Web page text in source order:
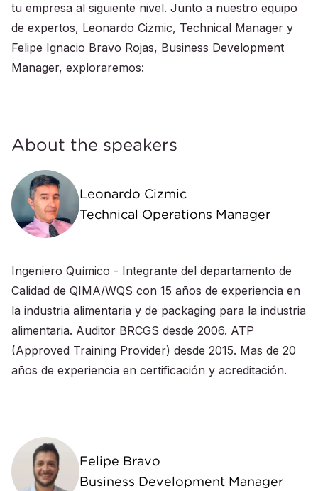
tu empresa al siguiente nivel. Junto a nuestro equipo
de expertos, Leonardo Cizmic, Technical Manager y
Felipe Ignacio Bravo Rojas, Business Development
Manager, exploraremos:
About the speakers
Leonardo Cizmic
Technical Operations Manager
Ingeniero Químico - Integrante del departamento de
Calidad de QIMA/WQS con 15 años de experiencia en
la industria alimentaria y de packaging para la industria
alimentaria. Auditor BRCGS desde 2006. ATP
(Approved Training Provider) desde 2015. Mas de 20
años de experiencia en certificación y acreditación.
Felipe Bravo
Business Development Manager